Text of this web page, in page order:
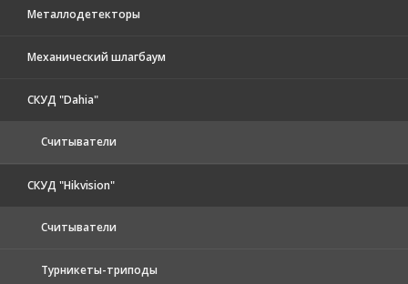
Металлодетекторы
Механический шлагбаум
СКУД "Dahia"
Считыватели
СКУД "Hikvision"
Считыватели
Турникеты-триподы